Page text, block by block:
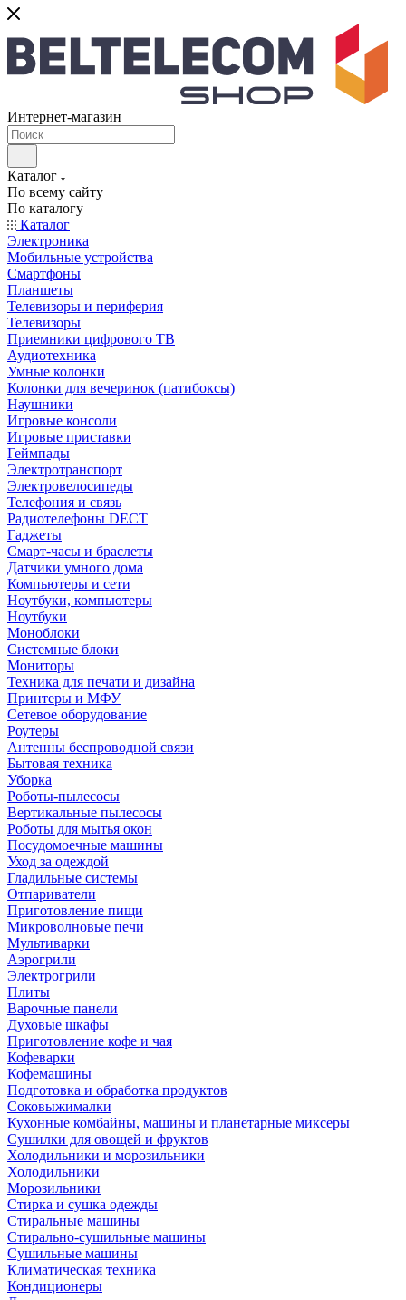
Интернет-магазин
Каталог
По всему сайту
По каталогу
Каталог
Электроника
Мобильные устройства
Смартфоны
Планшеты
Телевизоры и периферия
Телевизоры
Приемники цифрового ТВ
Аудиотехника
Умные колонки
Колонки для вечеринок (патибоксы)
Наушники
Игровые консоли
Игровые приставки
Геймпады
Электротранспорт
Электровелосипеды
Телефония и связь
Радиотелефоны DECT
Гаджеты
Смарт-часы и браслеты
Датчики умного дома
Компьютеры и сети
Ноутбуки, компьютеры
Ноутбуки
Моноблоки
Системные блоки
Мониторы
Техника для печати и дизайна
Принтеры и МФУ
Сетевое оборудование
Роутеры
Антенны беспроводной связи
Бытовая техника
Уборка
Роботы-пылесосы
Вертикальные пылесосы
Роботы для мытья окон
Посудомоечные машины
Уход за одеждой
Гладильные системы
Отпариватели
Приготовление пищи
Микроволновые печи
Мультиварки
Аэрогрили
Электрогрили
Плиты
Варочные панели
Духовые шкафы
Приготовление кофе и чая
Кофеварки
Кофемашины
Подготовка и обработка продуктов
Соковыжималки
Кухонные комбайны, машины и планетарные миксеры
Сушилки для овощей и фруктов
Холодильники и морозильники
Холодильники
Морозильники
Стирка и сушка одежды
Стиральные машины
Стирально-сушильные машины
Сушильные машины
Климатическая техника
Кондиционеры